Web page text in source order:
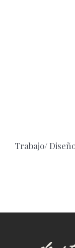
Trabajo/